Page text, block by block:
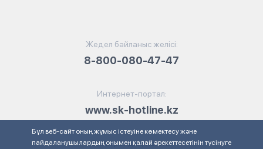
Жедел байланыс желісі:
8-800-080-47-47
Интернет-портал:
www.sk-hotline.kz
Электрондық пошта:
Бұл веб-сайт оның жұмыс істеуіне көмектесу және
пайдаланушылардың онымен қалай әрекеттесетінін түсінуге